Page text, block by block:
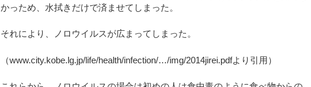
かっため、水拭きだけで済ませてしまった。
それにより、ノロウイルスが広まってしまった。
（www.city.kobe.lg.jp/life/health/infection/…/img/2014jirei.pdfより引用）